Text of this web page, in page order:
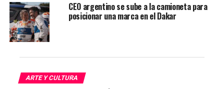
CEO argentino se sube a la camioneta para
posicionar una marca en el Dakar
ARTE Y CULTURA